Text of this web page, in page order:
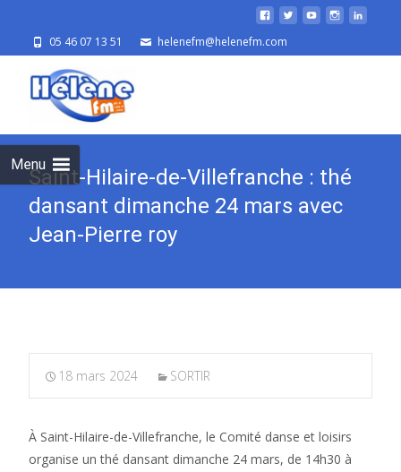
05 46 07 13 51 helenefm@helenefm.com
Menu
Saint-Hilaire-de-Villefranche : thé
dansant dimanche 24 mars avec
Jean-Pierre roy
18 mars 2024 SORTIR
À Saint-Hilaire-de-Villefranche, le Comité danse et loisirs
organise un thé dansant dimanche 24 mars, de 14h30 à